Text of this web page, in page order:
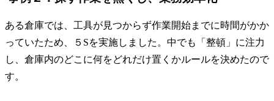
ある倉庫では、工具が見つからず作業開始までに時間がかか
っていたため、５Sを実施しました。中でも「整頓」に注力
し、倉庫内のどこに何をどれだけ置くかルールを決めたので
す。